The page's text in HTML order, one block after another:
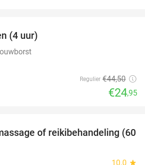
(4 uur)
Regulier €44,50
€24,95
50%
of reikibehandeling (60
10.0 star